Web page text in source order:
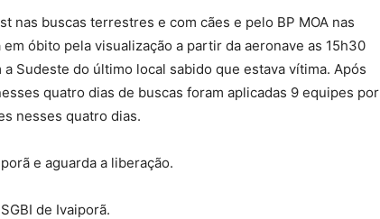
nas buscas terrestres e com cães e pelo BP MOA nas
óbito pela visualização a partir da aeronave as 15h30
Sudeste do último local sabido que estava vítima. Após
quatro dias de buscas foram aplicadas 9 equipes por
nesses quatro dias.
e aguarda a liberação.
de Ivaiporã.